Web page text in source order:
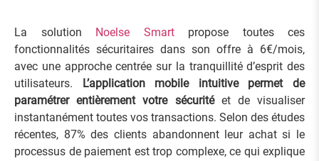
La solution Noelse Smartpropose toutes ces
fonctionnalités sécuritaires dans son offre à 6€/mois,
avec une approche centrée sur la tranquillité d’esprit des
utilisateurs.
L’application mobile intuitive permet de
paramétrer entièrement votre sécuritéet de visualiser
instantanément toutes vos transactions. Selon des études
récentes, 87% des clients abandonnent leur achat si le
processus de paiement est trop complexe, ce qui explique